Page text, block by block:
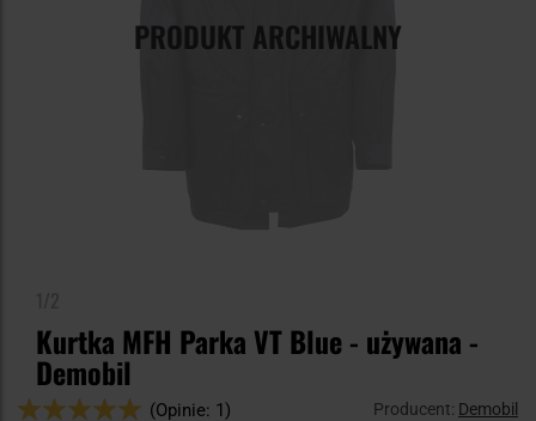
PRODUKT ARCHIWALNY
Kurtka MFH Parka VT Blue - używana -
Demobil
Ocena:
(Opinie: 1) Producent: Demobil